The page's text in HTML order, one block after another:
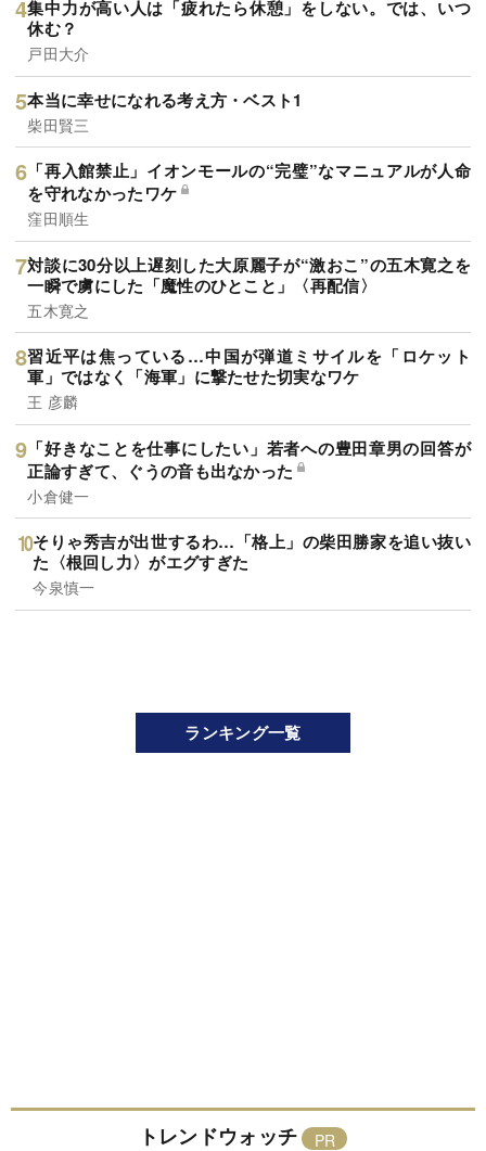
集中力が高い人は「疲れたら休憩」をしない。では、いつ
休む？
戸田大介
本当に幸せになれる考え方・ベスト1
柴田賢三
「再入館禁止」イオンモールの“完璧”なマニュアルが人命
を守れなかったワケ
窪田順生
対談に30分以上遅刻した大原麗子が“激おこ”の五木寛之を
一瞬で虜にした「魔性のひとこと」〈再配信〉
五木寛之
習近平は焦っている…中国が弾道ミサイルを「ロケット
軍」ではなく「海軍」に撃たせた切実なワケ
王 彦麟
「好きなことを仕事にしたい」若者への豊田章男の回答が
正論すぎて、ぐうの音も出なかった
小倉健一
そりゃ秀吉が出世するわ…「格上」の柴田勝家を追い抜い
た〈根回し力〉がエグすぎた
今泉慎一
ランキング一覧
トレンドウォッチ